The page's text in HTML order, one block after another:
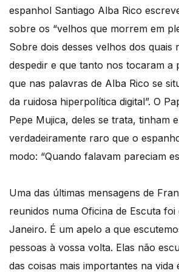
espanhol Santiago Alba Rico
sobre os “velhos que morrem em
Sobre dois desses velhos dos quais
despedir e que tanto nos tocaram a
que nas palavras de Alba Rico se
da ruidosa hiperpolítica digital”. O
Pepe Mujica, deles se trata, tinham
verdadeiramente raro que o
modo: “Quando falavam pareciam
Uma das últimas mensagens de
reunidos numa Oficina de Escuta foi
Janeiro. É um apelo a que
pessoas à vossa volta. Elas não
das coisas mais importantes na vida